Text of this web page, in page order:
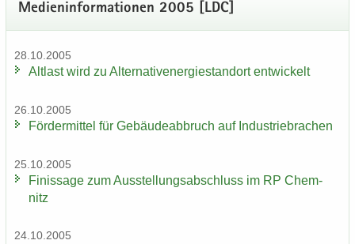
Me­di­en­in­for­ma­tio­nen 2005 [LDC]
28.10.2005
Alt­last wird zu Al­ter­na­tiv­ener­gie­stand­ort ent­wi­ckelt
26.10.2005
För­der­mit­tel für Ge­bäu­de­ab­bruch auf In­dus­trie­bra­chen
25.10.2005
Fi­nis­sa­ge zum Aus­stel­lungs­ab­schluss im RP Chem­
nitz
24.10.2005